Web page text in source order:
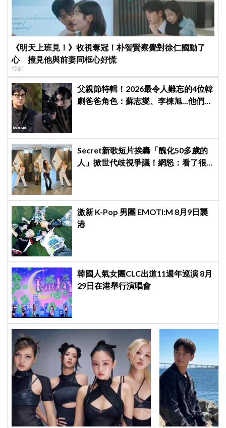
《明天上班見！》收視奪冠！朴智賢察覺對徐仁國動了
心 撞見他與前妻同框心好慌
韓劇
父親節特輯！2026最令人難忘的4位韓
劇爸爸角色：蘇志燮、李棟旭...他們連
Secret新歌短片挨轟「醜化50多歲的
人」掀世代歧視爭議！網怒：看了很
激新 K-Pop 男團 EMOTI:M 8月9日襲
港
韓國人氣女團CLC出道11週年巡演 8月
29日在港舉行演唱會